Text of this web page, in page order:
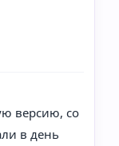
версию, со
в день